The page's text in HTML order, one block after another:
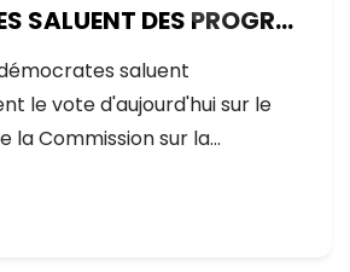
SALUENT DES PROGRÈS
SUR LA VOIE DE
L'UE
saluent
le vote d'aujourd'hui sur le
la Commission sur la…